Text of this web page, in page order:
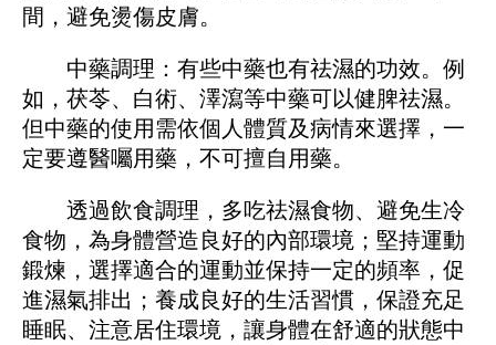
間，避免燙傷皮膚。
中藥調理：有些中藥也有祛濕的功效。例
如，茯苓、白術、澤瀉等中藥可以健脾祛濕。
但中藥的使用需依個人體質及病情來選擇，一
定要遵醫囑用藥，不可擅自用藥。
透過飲食調理，多吃祛濕食物、避免生冷
食物，為身體營造良好的內部環境；堅持運動
鍛煉，選擇適合的運動並保持一定的頻率，促
進濕氣排出；養成良好的生活習慣，保證充足
睡眠、注意居住環境，讓身體在舒適的狀態中